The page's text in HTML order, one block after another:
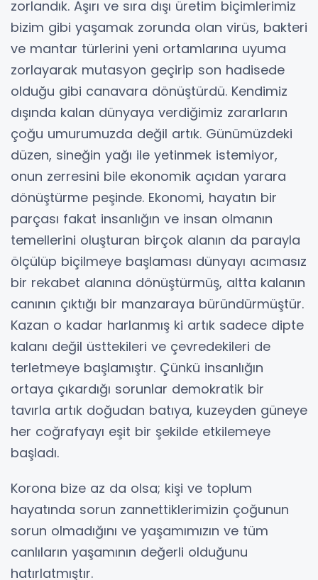
zorlandık. Aşırı ve sıra dışı üretim biçimlerimiz
bizim gibi yaşamak zorunda olan virüs, bakteri
ve mantar türlerini yeni ortamlarına uyuma
zorlayarak mutasyon geçirip son hadisede
olduğu gibi canavara dönüştürdü. Kendimiz
dışında kalan dünyaya verdiğimiz zararların
çoğu umurumuzda değil artık. Günümüzdeki
düzen, sineğin yağı ile yetinmek istemiyor,
onun zerresini bile ekonomik açıdan yarara
dönüştürme peşinde. Ekonomi, hayatın bir
parçası fakat insanlığın ve insan olmanın
temellerini oluşturan birçok alanın da parayla
ölçülüp biçilmeye başlaması dünyayı acımasız
bir rekabet alanına dönüştürmüş, altta kalanın
canının çıktığı bir manzaraya büründürmüştür.
Kazan o kadar harlanmış ki artık sadece dipte
kalanı değil üsttekileri ve çevredekileri de
terletmeye başlamıştır. Çünkü insanlığın
ortaya çıkardığı sorunlar demokratik bir
tavırla artık doğudan batıya, kuzeyden güneye
her coğrafyayı eşit bir şekilde etkilemeye
başladı.
Korona bize az da olsa; kişi ve toplum
hayatında sorun zannettiklerimizin çoğunun
sorun olmadığını ve yaşamımızın ve tüm
canlıların yaşamının değerli olduğunu
hatırlatmıştır.